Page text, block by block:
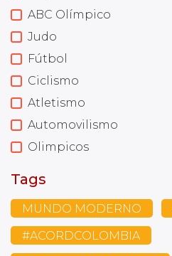
ABC Olímpico
Judo
Fútbol
Ciclismo
Atletismo
Automovilismo
Olimpicos
Tags
MUNDO MODERNO
#ACORDCOLOMBIA